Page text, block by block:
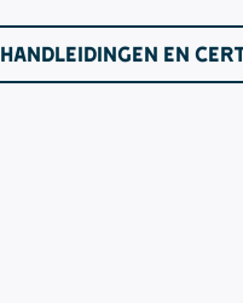
HANDLEIDINGEN EN